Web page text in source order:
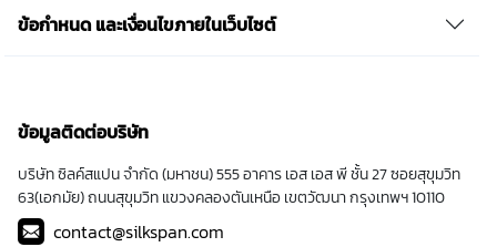
ข้อกำหนด และเงื่อนไขภายในเว็บไซต์
ข้อมูลติดต่อบริษัท
บริษัท ซิลค์สแปน จำกัด (มหาชน) 555 อาคาร เอส เอส พี ชั้น 27 ซอยสุขุมวิท
63(เอกมัย) ถนนสุขุมวิท แขวงคลองตันเหนือ เขตวัฒนา กรุงเทพฯ 10110
contact@silkspan.com